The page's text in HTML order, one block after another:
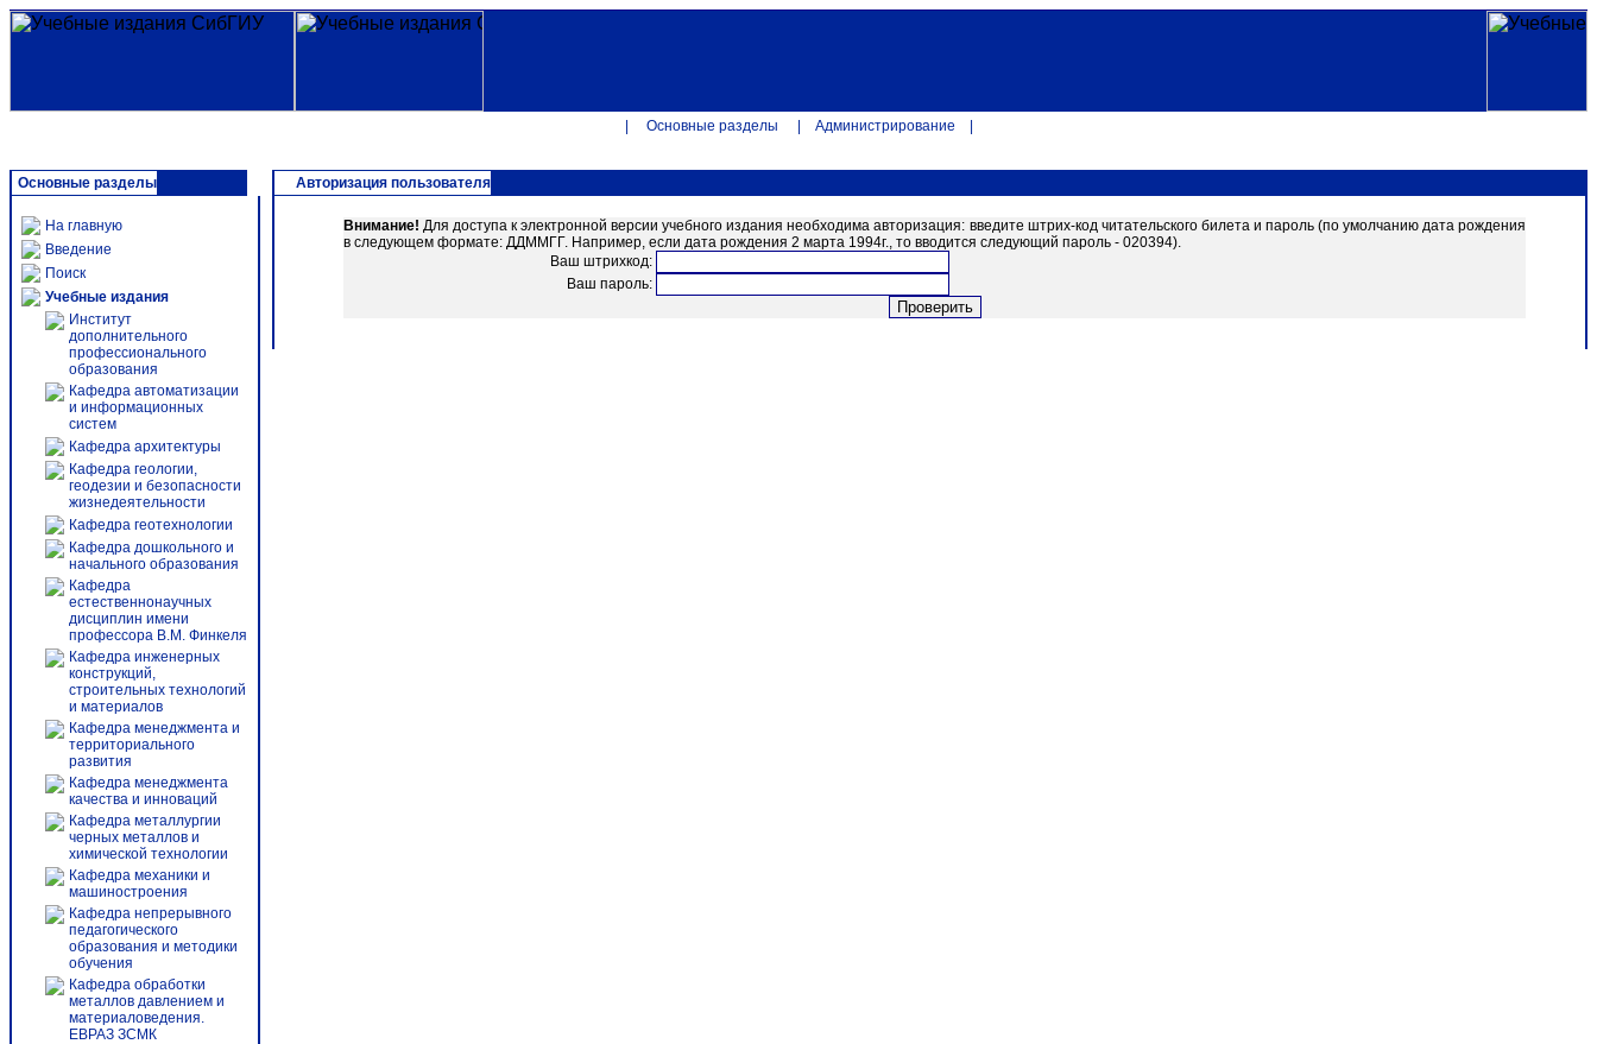
Основные разделы Администрирование
Основные разделы
На главную
Введение
Поиск
Учебные издания
Институт
дополнительного
профессионального
образования
Кафедра автоматизации
и информационных
систем
Кафедра архитектуры
Кафедра геологии,
геодезии и безопасности
жизнедеятельности
Кафедра геотехнологии
Кафедра дошкольного и
начального образования
Кафедра
естественнонаучных
дисциплин имени
профессора В.М. Финкеля
Кафедра инженерных
конструкций,
строительных технологий
и материалов
Кафедра менеджмента и
территориального
развития
Кафедра менеджмента
качества и инноваций
Кафедра металлургии
черных металлов и
химической технологии
Кафедра механики и
машиностроения
Кафедра непрерывного
педагогического
образования и методики
обучения
Кафедра обработки
металлов давлением и
материаловедения.
ЕВРАЗ ЗСМК
Авторизация пользователя
Внимание! Для доступа к электронной версии учебного издания необходима авторизация: введите штрих-код читательского билета и пароль (по умолчанию дата рождения
в следующем формате: ДДММГГ. Например, если дата рождения 2 марта 1994г., то вводится следующий пароль - 020394).
Ваш штрихкод:
Ваш пароль: